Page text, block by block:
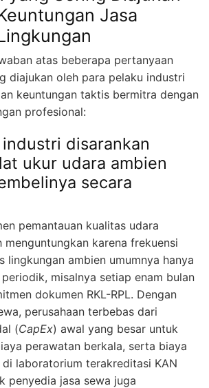
Jasa
atas beberapa pertanyaan
diajukan oleh para pelaku industri
keuntungan taktis bermitra dengan
profesional:
industri disarankan
ukur udara ambien
secara
pemantauan kualitas udara
menguntungkan karena frekuensi
lingkungan ambien umumnya hanya
misalnya setiap enam bulan
dokumen RKL-RPL. Dengan
perusahaan terbebas dari
(CapEx) awal yang besar untuk
perawatan berkala, serta biaya
laboratorium terakreditasi KAN
penyedia jasa sewa juga